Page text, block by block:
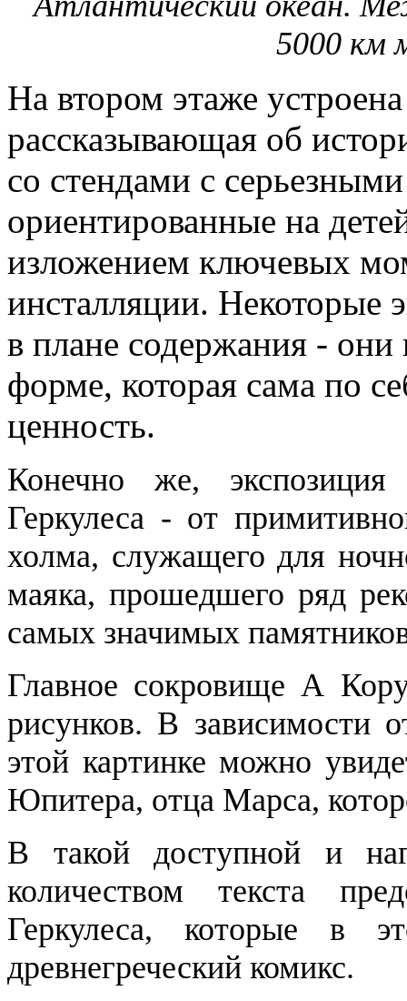
5000 км
На втором этаже
рассказывающая об
со стендами с
ориентированные на
изложением ключевых
инсталляции. Некоторые
в плане содержания - они
форме, которая сама по
ценность.
Конечно же,
Геркулеса - от
холма, служащего для
маяка, прошедшего ряд
самых значимых
Главное сокровище А
рисунков. В зависимости
этой картинке можно
Юпитера, отца Марса,
В такой доступной и
количеством текста
Геркулеса, которые в
древнегреческий комикс.